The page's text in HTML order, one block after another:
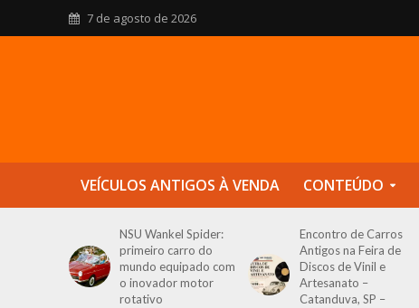
7 de agosto de 2026
VEÍCULOS ANTIGOS À VENDA CONTEÚDO
NSU Wankel Spider:
primeiro carro do
mundo equipado com
o inovador motor
rotativo
Encontro de Carros
Antigos na Feira de
Discos de Vinil e
Artesanato –
Catanduva, SP –